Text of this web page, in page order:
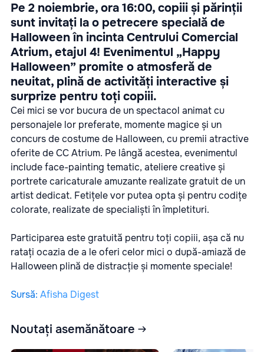
Pe 2 noiembrie, ora 16:00, copiii și părinții
sunt invitați la o petrecere specială de
Halloween în incinta Centrului Comercial
Atrium, etajul 4! Evenimentul „Happy
Halloween” promite o atmosferă de
neuitat, plină de activități interactive și
surprize pentru toți copiii.
Cei mici se vor bucura de un spectacol animat cu
personajele lor preferate, momente magice și un
concurs de costume de Halloween, cu premii atractive
oferite de CC Atrium. Pe lângă acestea, evenimentul
include face-painting tematic, ateliere creative și
portrete caricaturale amuzante realizate gratuit de un
artist dedicat. Fetițele vor putea opta și pentru codițe
colorate, realizate de specialiști în împletituri.
Participarea este gratuită pentru toți copiii, așa că nu
ratați ocazia de a le oferi celor mici o după-amiază de
Halloween plină de distracție și momente speciale!
Sursă: Afisha Digest
Noutați asemănătoare